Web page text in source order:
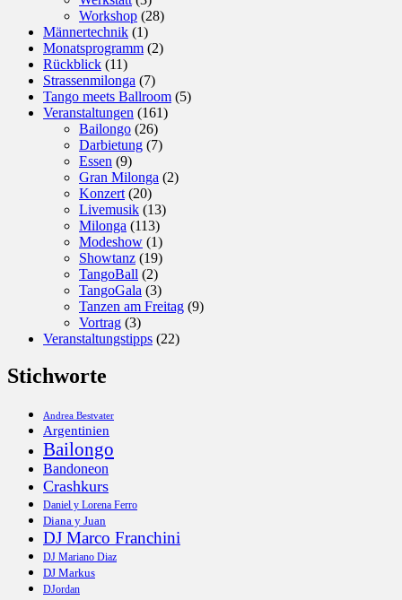
Workshop (28)
Männertechnik (1)
Monatsprogramm (2)
Rückblick (11)
Strassenmilonga (7)
Tango meets Ballroom (5)
Veranstaltungen (161)
Bailongo (26)
Darbietung (7)
Essen (9)
Gran Milonga (2)
Konzert (20)
Livemusik (13)
Milonga (113)
Modeshow (1)
Showtanz (19)
TangoBall (2)
TangoGala (3)
Tanzen am Freitag (9)
Vortrag (3)
Veranstaltungstipps (22)
Stichworte
Andrea Bestvater
Argentinien
Bailongo
Bandoneon
Crashkurs
Daniel y Lorena Ferro
Diana y Juan
DJ Marco Franchini
DJ Mariano Diaz
DJ Markus
DJordan